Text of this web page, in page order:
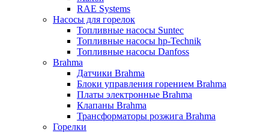
RAE Systems
Насосы для горелок
Топливные насосы Suntec
Топливные насосы hp-Technik
Топливные насосы Danfoss
Brahma
Датчики Brahma
Блоки управления горением Brahma
Платы электронные Brahma
Клапаны Brahma
Трансформаторы розжига Brahma
Горелки